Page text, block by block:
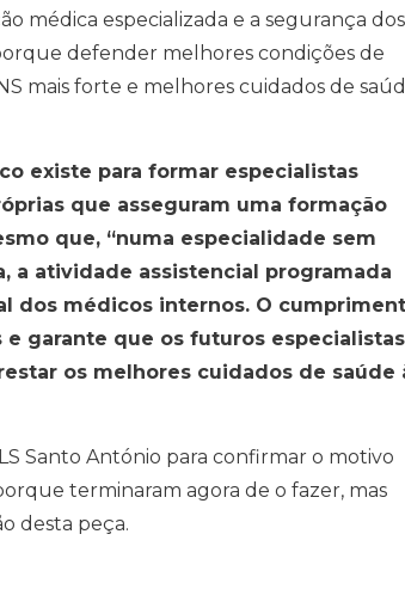
médica especializada e a segurança dos
defender melhores condições de
mais forte e melhores cuidados de
existe para formar especialistas
que asseguram uma formação
que, “numa especialidade sem
a atividade assistencial programada
dos médicos internos. O
garante que os futuros especialistas
os melhores cuidados de saúde
Santo António para confirmar o motivo
terminaram agora de o fazer, mas
desta peça.